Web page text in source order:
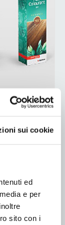
sui cookie
ed
e per
sito con i